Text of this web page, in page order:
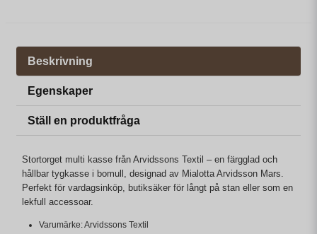
Beskrivning
Egenskaper
Ställ en produktfråga
Stortorget multi kasse från Arvidssons Textil – en färgglad och
hållbar tygkasse i bomull, designad av Mialotta Arvidsson Mars.
Perfekt för vardagsinköp, butiksäker för långt på stan eller som en
lekfull accessoar.
Varumärke: Arvidssons Textil